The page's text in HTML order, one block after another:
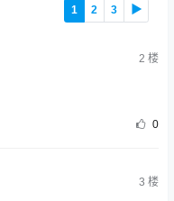
1 2 3 ▶
2 楼
0
3 楼